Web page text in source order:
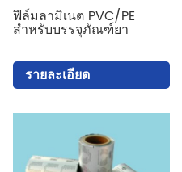
ฟิล์มลามิเนต PVC/PE
สำหรับบรรจุภัณฑ์ยา
รายละเอียด